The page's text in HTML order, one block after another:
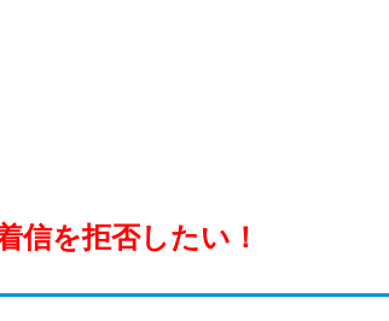
信を拒否したい！